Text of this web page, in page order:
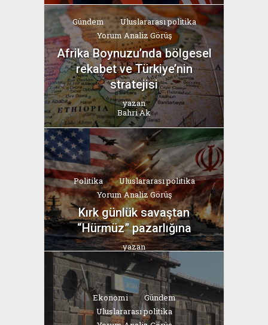
Gündem
Uluslararası politika
Yorum Analiz Görüş
Afrika Boynuzu’nda bölgesel
rekabet ve Türkiye’nin
stratejisi
yazan
Bahri Ak
Politika
Uluslararası politika
Yorum Analiz Görüş
Kırk günlük savaştan
“Hürmüz” pazarlığına
yazan
Bahri Ak
Ekonomi
Gündem
Uluslararası politika